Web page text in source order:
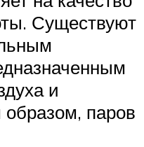
Существуют
и
образом, паров